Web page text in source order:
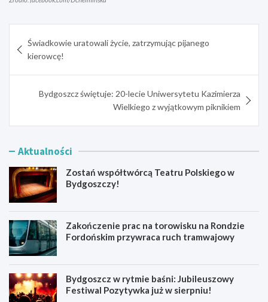
wpisu
Świadkowie uratowali życie, zatrzymując pijanego
kierowcę!
Bydgoszcz świętuje: 20-lecie Uniwersytetu Kazimierza
Wielkiego z wyjątkowym piknikiem
Aktualności
Zostań współtwórcą Teatru Polskiego w
Bydgoszczy!
Zakończenie prac na torowisku na Rondzie
Fordońskim przywraca ruch tramwajowy
Bydgoszcz w rytmie baśni: Jubileuszowy
Festiwal Pozytywka już w sierpniu!